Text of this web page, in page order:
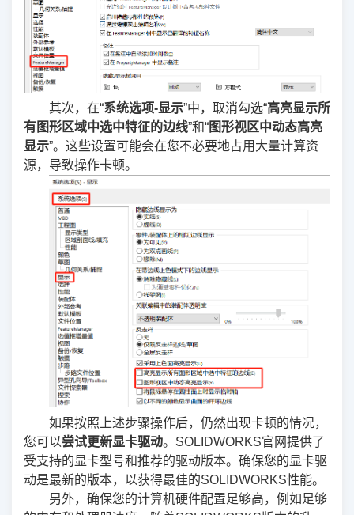
其次，在“系统选项-显示”中，取消勾选“高亮显示所
有图形区域中选中特征的边线”和“图形视区中动态高亮
显示”。这些设置可能会在您不必要地占用大量计算资
源，导致操作卡顿。
如果按照上述步骤操作后，仍然出现卡顿的情况，
您可以尝试更新显卡驱动。SOLIDWORKS官网提供了
受支持的显卡型号和推荐的驱动版本。确保您的显卡驱
动是最新的版本，以获得最佳的SOLIDWORKS性能。
另外，确保您的计算机硬件配置足够高，例如足够